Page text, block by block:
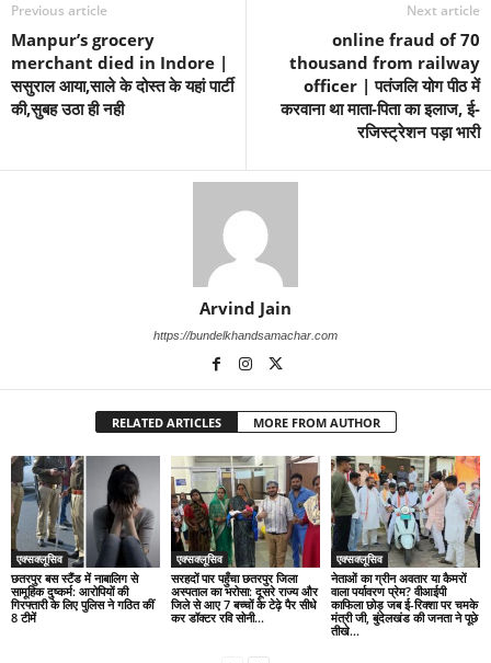
Previous article
Manpur’s grocery
merchant died in Indore |
ससुराल आया,साले के दोस्त के यहां पार्टी
की,सुबह उठा ही नही
Next article
online fraud of 70
thousand from railway
officer | पतंजलि योग पीठ में
करवाना था माता-पिता का इलाज, ई-
रजिस्ट्रेशन पड़ा भारी
Arvind Jain
https://bundelkhandsamachar.com
RELATED ARTICLES MORE FROM AUTHOR
एक्सक्लूसिव
छतरपुर बस स्टैंड में नाबालिग से
सामूहिक दुष्कर्म: आरोपियों की
गिरफ्तारी के लिए पुलिस ने गठित कीं
8 टीमें
एक्सक्लूसिव
सरहदों पार पहुँचा छतरपुर जिला
अस्पताल का भरोसा: दूसरे राज्य और
जिले से आए 7 बच्चों के टेढ़े पैर सीधे
कर डॉक्टर रवि सोनी...
एक्सक्लूसिव
नेताओं का ग्रीन अवतार या कैमरों
वाला पर्यावरण प्रेम? वीआईपी
काफिला छोड़ जब ई-रिक्शा पर चमके
मंत्री जी, बुंदेलखंड की जनता ने पूछे
तीखे...